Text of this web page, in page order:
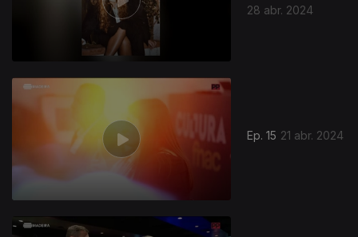
28 abr. 2024
Ep. 15 21 abr. 2024
762040